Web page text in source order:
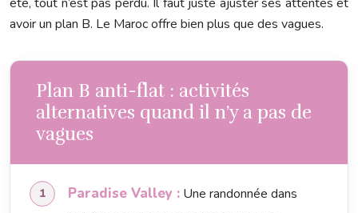
avoir un plan B. Le Maroc offre bien plus que des vagues.
Plan B anti-flat : activités
alternatives quand il n’y a pas de
vagues
Paradise Valley : Une randonnée dans